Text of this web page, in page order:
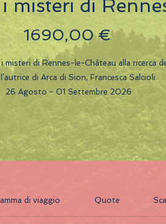
misteri di
1690,00 €Prezzo
misteri di Rennes-le-Château alla ricerca
di Arca di Sion, Francesca Salcioli
26 Agosto - 01 Settembre 2026
di viaggio Quote